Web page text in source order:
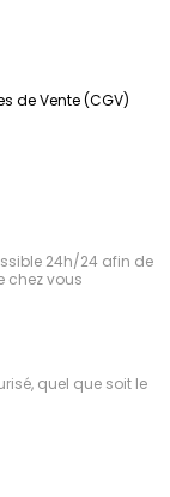
de Vente (CGV)
24h/24 afin de
chez vous
quel que soit le